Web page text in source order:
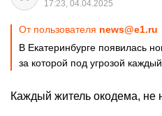
17:23, 04.04.2025
От пользователя news@e1.ru
В Екатеринбурге появилась
за которой под угрозой каждый
Каждый житель окодема, не